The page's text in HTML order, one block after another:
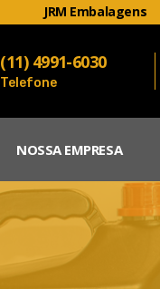
JRM Embalagens
(11) 4991-6030
Telefone
NOSSA EMPRESA